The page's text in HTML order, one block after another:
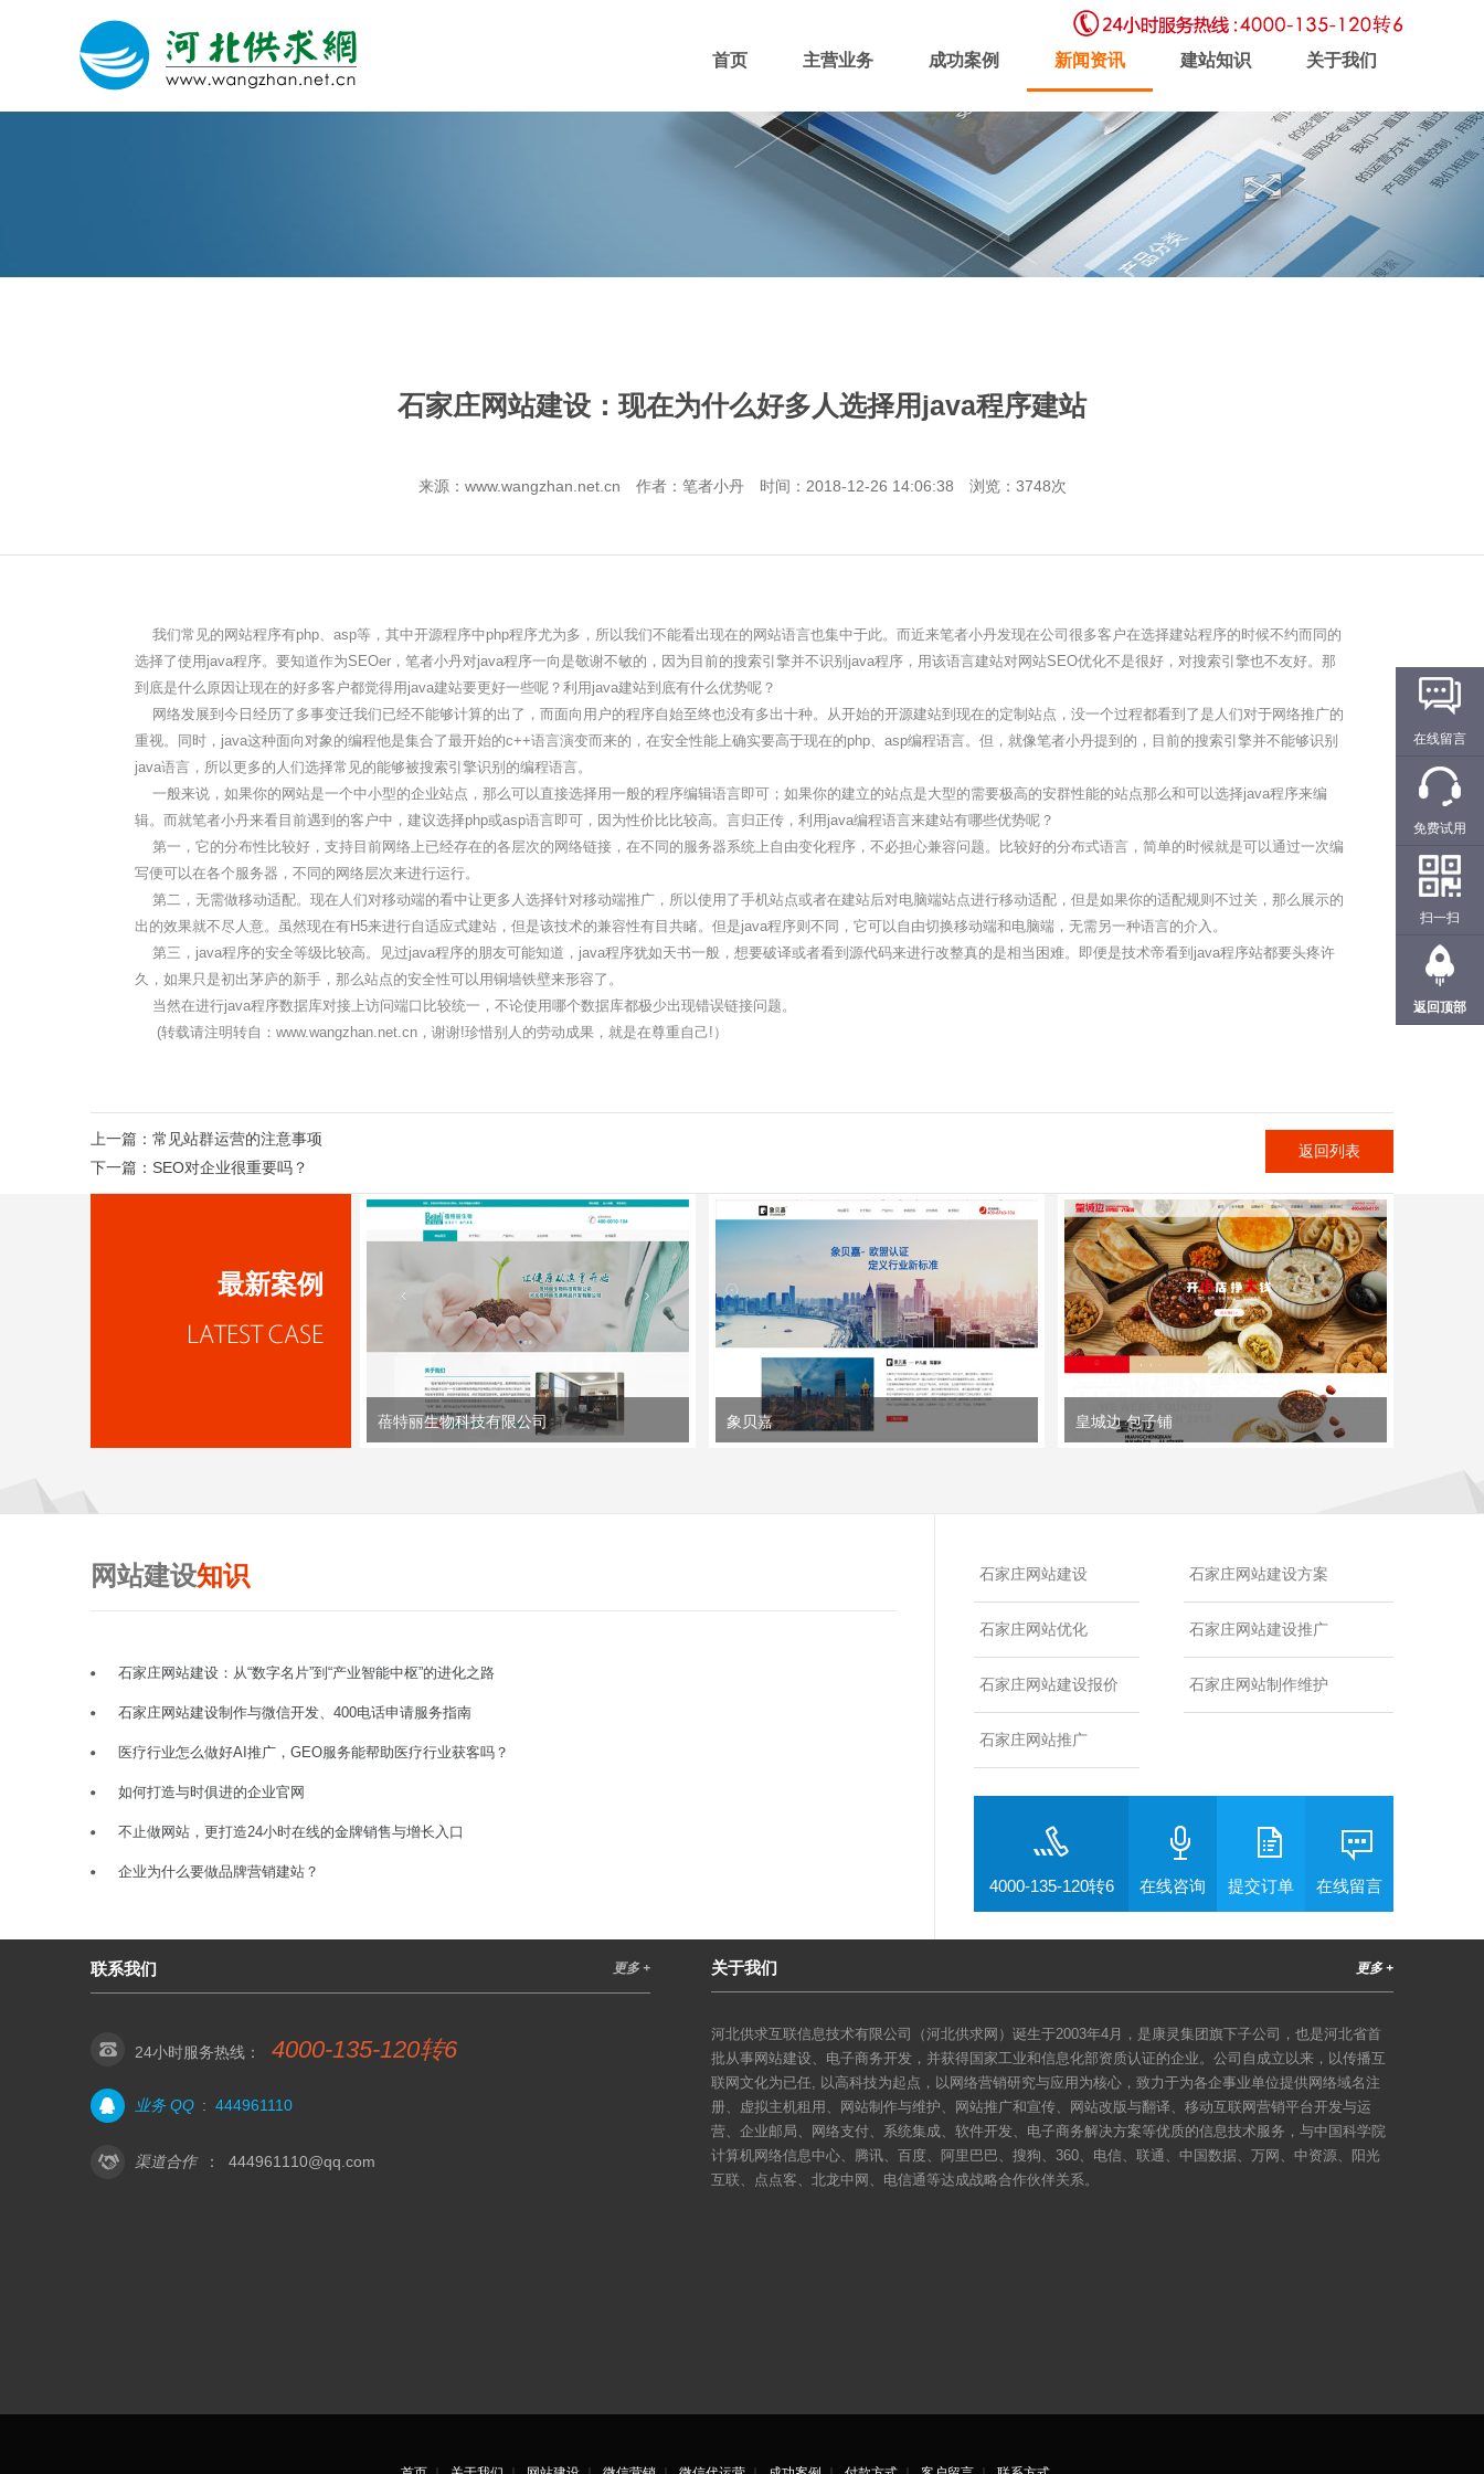
首页 主营业务 成功案例 新闻资讯 建站知识 关于我们
域名注册 虚拟主机 企业邮局 软件开发
石家庄网站建设：现在为什么好多人选择用java程序建站
来源：www.wangzhan.net.cn 作者：笔者小丹 时间：2018-12-26 14:06:38 浏览：3748次
我们常见的网站程序有php、asp等，其中开源程序中php程序尤为多，所以我们不能看出现在的网站语言也集中于此。而近来笔者小丹发现在公司很多客户在选择建站程序的时候不约而同的
选择了使用java程序。要知道作为SEOer，笔者小丹对java程序一向是敬谢不敏的，因为目前的搜索引擎并不识别java程序，用该语言建站对网站SEO优化不是很好，对搜索引擎也不友好。那
到底是什么原因让现在的好多客户都觉得用java建站要更好一些呢？利用java建站到底有什么优势呢？
网络发展到今日经历了多事变迁我们已经不能够计算的出了，而面向用户的程序自始至终也没有多出十种。从开始的开源建站到现在的定制站点，没一个过程都看到了是人们对于网络推广的
重视。同时，java这种面向对象的编程他是集合了最开始的c++语言演变而来的，在安全性能上确实要高于现在的php、asp编程语言。但，就像笔者小丹提到的，目前的搜索引擎并不能够识别
java语言，所以更多的人们选择常见的能够被搜索引擎识别的编程语言。
一般来说，如果你的网站是一个中小型的企业站点，那么可以直接选择用一般的程序编辑语言即可；如果你的建立的站点是大型的需要极高的安群性能的站点那么和可以选择java程序来编
辑。而就笔者小丹来看目前遇到的客户中，建议选择php或asp语言即可，因为性价比比较高。言归正传，利用java编程语言来建站有哪些优势呢？
第一，它的分布性比较好，支持目前网络上已经存在的各层次的网络链接，在不同的服务器系统上自由变化程序，不必担心兼容问题。比较好的分布式语言，简单的时候就是可以通过一次编
写便可以在各个服务器，不同的网络层次来进行运行。
第二，无需做移动适配。现在人们对移动端的看中让更多人选择针对移动端推广，所以使用了手机站点或者在建站后对电脑端站点进行移动适配，但是如果你的适配规则不过关，那么展示的
出的效果就不尽人意。虽然现在有H5来进行自适应式建站，但是该技术的兼容性有目共睹。但是java程序则不同，它可以自由切换移动端和电脑端，无需另一种语言的介入。
第三，java程序的安全等级比较高。见过java程序的朋友可能知道，java程序犹如天书一般，想要破译或者看到源代码来进行改整真的是相当困难。即便是技术帝看到java程序站都要头疼许
久，如果只是初出茅庐的新手，那么站点的安全性可以用铜墙铁壁来形容了。
当然在进行java程序数据库对接上访问端口比较统一，不论使用哪个数据库都极少出现错误链接问题。
(转载请注明转自：www.wangzhan.net.cn，谢谢!珍惜别人的劳动成果，就是在尊重自己!）
上一篇： 常见站群运营的注意事项
下一篇： SEO对企业很重要吗？
返回列表
最新案例
蓓特丽生物科技有限公司 象贝嘉 皇城边 包子铺
网站建设知识
石家庄网站建设：从“数字名片”到“产业智能中枢”的进化之路
石家庄网站建设制作与微信开发、400电话申请服务指南
医疗行业怎么做好AI推广，GEO服务能帮助医疗行业获客吗？
如何打造与时俱进的企业官网
不止做网站，更打造24小时在线的金牌销售与增长入口
企业为什么要做品牌营销建站？
石家庄网站建设
石家庄网站优化
石家庄网站建设报价
石家庄网站推广
石家庄网站建设方案
石家庄网站建设推广
石家庄网站制作维护
4000-135-120转6 在线咨询 提交订单 在线留言
更多 +
联系我们
24小时服务热线： 4000-135-120转6
业务 QQ : 444961110
渠道合作 ： 444961110@qq.com
更多 +
关于我们
河北供求互联信息技术有限公司（河北供求网）诞生于2003年4月，是康灵集团旗下子公司，也是河北省首
批从事网站建设、电子商务开发，并获得国家工业和信息化部资质认证的企业。公司自成立以来，以传播互
联网文化为已任, 以高科技为起点，以网络营销研究与应用为核心，致力于为各企事业单位提供网络域名注
册、虚拟主机租用、网站制作与维护、网站推广和宣传、网站改版与翻译、移动互联网营销平台开发与运
营、企业邮局、网络支付、系统集成、软件开发、电子商务解决方案等优质的信息技术服务，与中国科学院
计算机网络信息中心、腾讯、百度、阿里巴巴、搜狗、360、电信、联通、中国数据、万网、中资源、阳光
互联、点点客、北龙中网、电信通等达成战略合作伙伴关系。
在线留言
免费试用
扫一扫
返回顶部